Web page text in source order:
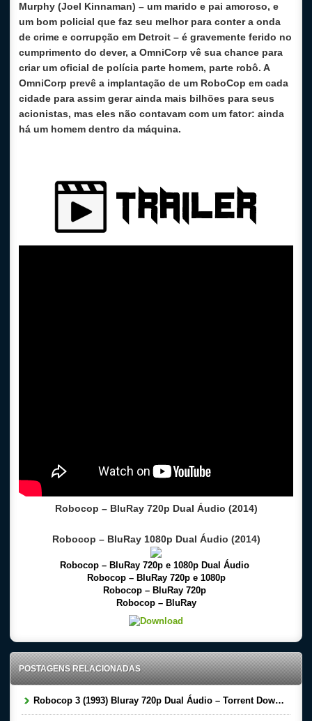
Murphy (Joel Kinnaman) – um marido e pai amoroso, e
um bom policial que faz seu melhor para conter a onda
de crime e corrupção em Detroit – é gravemente ferido no
cumprimento do dever, a OmniCorp vê sua chance para
criar um oficial de polícia parte homem, parte robô. A
OmniCorp prevê a implantação de um RoboCop em cada
cidade para assim gerar ainda mais bilhões para seus
acionistas, mas eles não contavam com um fator: ainda
há um homem dentro da máquina.
Robocop – BluRay 720p Dual Áudio (2014)
Robocop – BluRay 1080p Dual Áudio (2014)
Robocop – BluRay 720p e 1080p Dual Áudio
Robocop – BluRay 720p e 1080p
Robocop – BluRay 720p
Robocop – BluRay
POSTAGENS RELACIONADAS
Robocop 3 (1993) Bluray 720p Dual Áudio – Torrent Download